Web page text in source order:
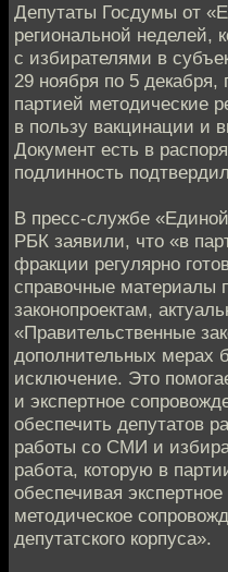
Депутаты Госдумы от
региональной неделей,
с избирателями в
29 ноября по 5
партией методические
в пользу вакцинации и
Документ есть в
подлинность
В пресс-службе
РБК заявили, что «в
фракции регулярно
справочные материалы
законопроектам,
«Правительственные
дополнительных мерах
исключение. Это
и экспертное
обеспечить депутатов
работы со СМИ и
работа, которую в
обеспечивая
методическое
депутатского корпуса».